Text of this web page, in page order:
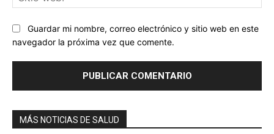
Guardar mi nombre, correo electrónico y sitio web en este
navegador la próxima vez que comente.
MÁS NOTICIAS DE SALUD